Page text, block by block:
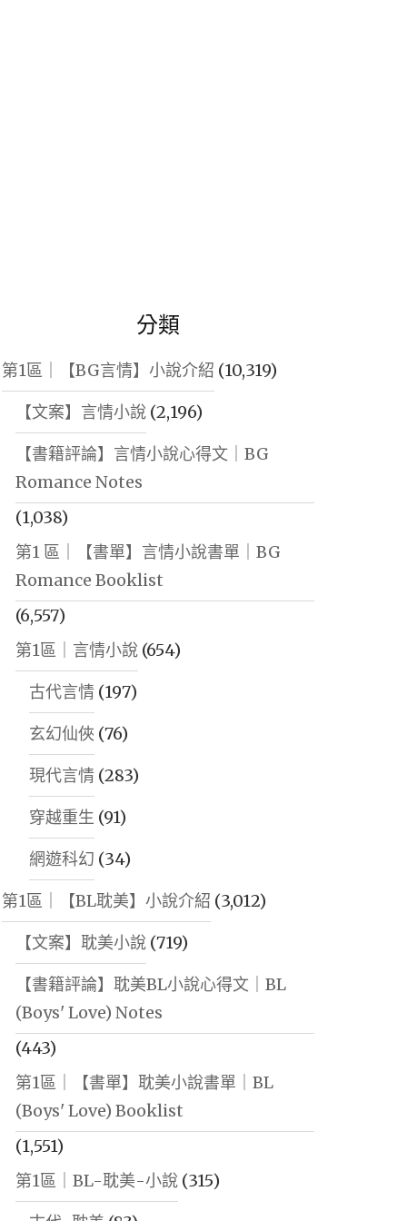
分類
第1區｜【BG言情】小說介紹 (10,319)
【文案】言情小說(2,196)
【書籍評論】言情小說心得文｜BG
Romance Notes
(1,038)
第1 區｜【書單】言情小說書單｜BG
Romance Booklist
(6,557)
第1區｜言情小說(654)
古代言情(197)
玄幻仙俠 (76)
現代言情(283)
穿越重生 (91)
網遊科幻 (34)
第1區｜【BL耽美】小說介紹 (3,012)
【文案】耽美小說(719)
【書籍評論】耽美BL小說心得文｜BL
(Boys' Love) Notes
(443)
第1區｜【書單】耽美小說書單｜BL
(Boys' Love) Booklist
(1,551)
第1區｜BL-耽美-小說(315)